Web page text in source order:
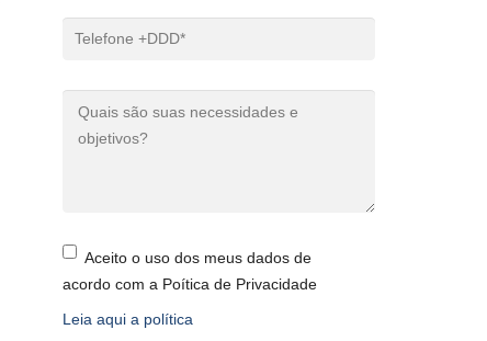
Aceito o uso dos meus dados de
acordo com a Poítica de Privacidade
Leia aqui a política